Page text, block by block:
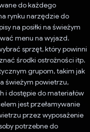
do każdego
rynku narzędzie do
na posiłki na świeżym
menu na wyjazd.
sprzęt, który powinni
środki ostrożności itp.
grupom, takim jak
świeżym powietrzu,
i dostępie do materiałów
jest przełamywanie
przez wyposażenie
potrzebne do